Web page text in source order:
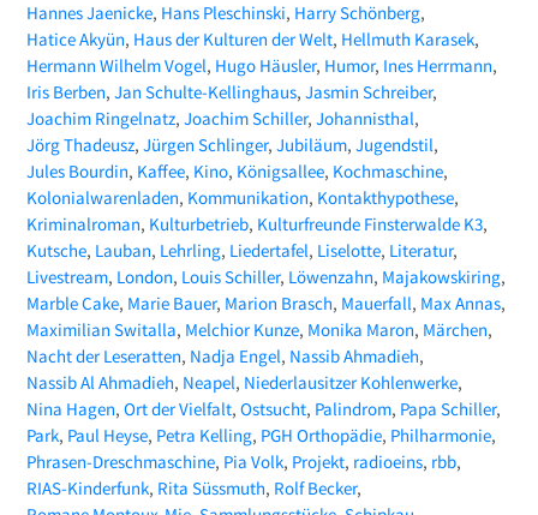
Hannes Jaenicke Hans Pleschinski Harry Schönberg
Hatice Akyün Haus der Kulturen der Welt Hellmuth Karasek
Hermann Wilhelm Vogel Hugo Häusler Humor Ines Herrmann
Iris Berben Jan Schulte-Kellinghaus Jasmin Schreiber
Joachim Ringelnatz Joachim Schiller Johannisthal
Jörg Thadeusz Jürgen Schlinger Jubiläum Jugendstil
Jules Bourdin Kaffee Kino Königsallee Kochmaschine
Kolonialwarenladen Kommunikation Kontakthypothese
Kriminalroman Kulturbetrieb Kulturfreunde Finsterwalde K3
Kutsche Lauban Lehrling Liedertafel Liselotte Literatur
Livestream London Louis Schiller Löwenzahn Majakowskiring
Marble Cake Marie Bauer Marion Brasch Mauerfall Max Annas
Maximilian Switalla Melchior Kunze Monika Maron Märchen
Nacht der Leseratten Nadja Engel Nassib Ahmadieh
Nassib Al Ahmadieh Neapel Niederlausitzer Kohlenwerke
Nina Hagen Ort der Vielfalt Ostsucht Palindrom Papa Schiller
Park Paul Heyse Petra Kelling PGH Orthopädie Philharmonie
Phrasen-Dreschmaschine Pia Volk Projekt radioeins rbb
RIAS-Kinderfunk Rita Süssmuth Rolf Becker